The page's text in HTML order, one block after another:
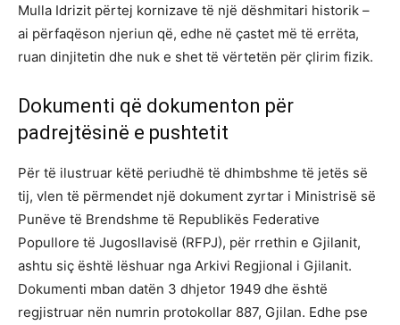
Mulla Idrizit përtej kornizave të një dëshmitari historik –
ai përfaqëson njeriun që, edhe në çastet më të errëta,
ruan dinjitetin dhe nuk e shet të vërtetën për çlirim fizik.
Dokumenti që dokumenton për
padrejtësinë e pushtetit
Për të ilustruar këtë periudhë të dhimbshme të jetës së
tij, vlen të përmendet një dokument zyrtar i Ministrisë së
Punëve të Brendshme të Republikës Federative
Popullore të Jugosllavisë (RFPJ), për rrethin e Gjilanit,
ashtu siç është lëshuar nga Arkivi Regjional i Gjilanit.
Dokumenti mban datën 3 dhjetor 1949 dhe është
regjistruar nën numrin protokollar 887, Gjilan. Edhe pse